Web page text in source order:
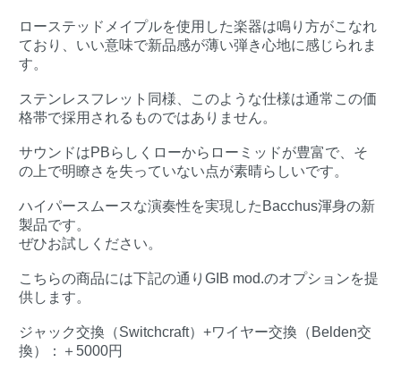
ローステッドメイプルを使用した楽器は鳴り方がこなれ
ており、いい意味で新品感が薄い弾き心地に感じられま
す。
ステンレスフレット同様、このような仕様は通常この価
格帯で採用されるものではありません。
サウンドはPBらしくローからローミッドが豊富で、そ
の上で明瞭さを失っていない点が素晴らしいです。
ハイパースムースな演奏性を実現したBacchus渾身の新
製品です。
ぜひお試しください。
こちらの商品には下記の通りGIB mod.のオプションを提
供します。
ジャック交換（Switchcraft）+ワイヤー交換（Belden交
換）：＋5000円